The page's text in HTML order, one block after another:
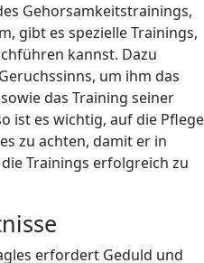
Gehorsamkeitstrainings,
gibt es spezielle Trainings,
kannst. Dazu
um ihm das
das Training seiner
ist es wichtig, auf die Pflege
zu achten, damit er in
Trainings erfolgreich zu
erfordert Geduld und